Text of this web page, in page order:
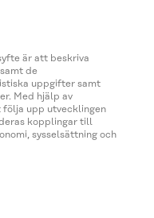
är att beskriva
de
uppgifter samt
Med hjälp av
följa upp utvecklingen
kopplingar till
sysselsättning och